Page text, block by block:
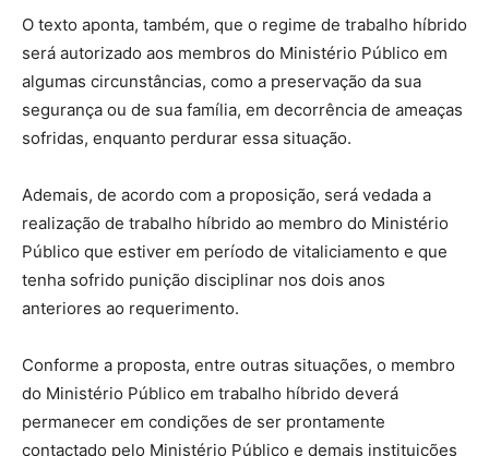
O texto aponta, também, que o regime de trabalho híbrido
será autorizado aos membros do Ministério Público em
algumas circunstâncias, como a preservação da sua
segurança ou de sua família, em decorrência de ameaças
sofridas, enquanto perdurar essa situação.
Ademais, de acordo com a proposição, será vedada a
realização de trabalho híbrido ao membro do Ministério
Público que estiver em período de vitaliciamento e que
tenha sofrido punição disciplinar nos dois anos
anteriores ao requerimento.
Conforme a proposta, entre outras situações, o membro
do Ministério Público em trabalho híbrido deverá
permanecer em condições de ser prontamente
contactado pelo Ministério Público e demais instituições